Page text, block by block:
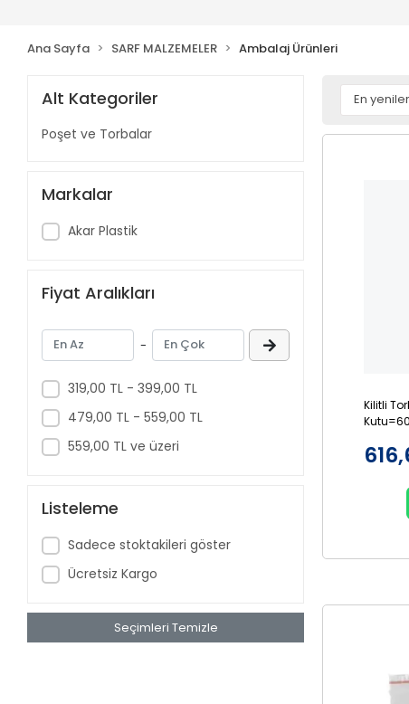
Ana Sayfa SARF MALZEMELER Ambalaj Ürünleri
Alt Kategoriler
Poşet ve Torbalar
Markalar
Akar Plastik
Fiyat Aralıkları
-
319,00 TL - 399,00 TL
479,00 TL - 559,00 TL
559,00 TL ve üzeri
Listeleme
Sadece stoktakileri göster
Ücretsiz Kargo
Seçimleri Temizle
Kilitli